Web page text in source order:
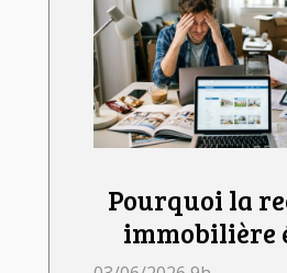
Pourquoi la
immobilière
souvent